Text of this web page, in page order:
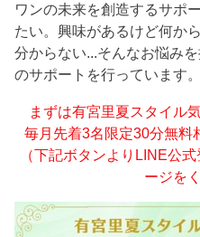
ワンの未来を創造するサポ
たい。興味があるけど何か
分からない...そんなお悩み
のサポートを行っています。
まずは有宮里夏スタイル
毎月先着3名限定30分無料
（下記ボタンよりLINE公
ージを